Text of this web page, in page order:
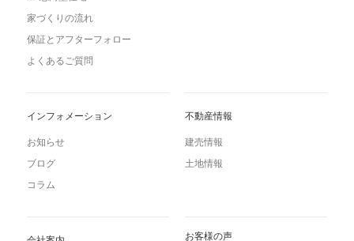
家づくりの流れ
保証とアフターフォロー
よくあるご質問
インフォメーション
お知らせ
ブログ
コラム
不動産情報
建売情報
土地情報
お客様の声